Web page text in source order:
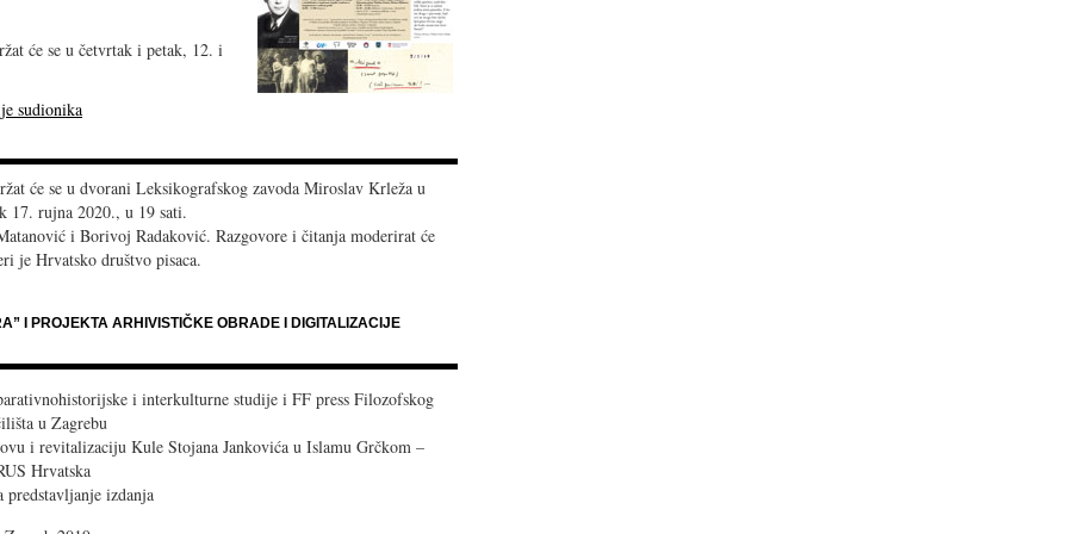
će se u četvrtak i petak, 12. i
sudionika
će se u dvorani Leksikografskog zavoda Miroslav Krleža u
17. rujna 2020., u 19 sati.
i Borivoj Radaković. Razgovore i čitanja moderirat će
je Hrvatsko društvo pisaca.
I PROJEKTA ARHIVISTIČKE OBRADE I DIGITALIZACIJE
i interkulturne studije i FF press Filozofskog
u Zagrebu
i revitalizaciju Kule Stojana Jankovića u Islamu Grčkom –
Hrvatska
predstavljanje izdanja